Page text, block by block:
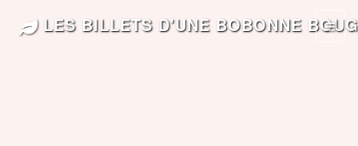
LES BILLETS D'UNE BOBONNE